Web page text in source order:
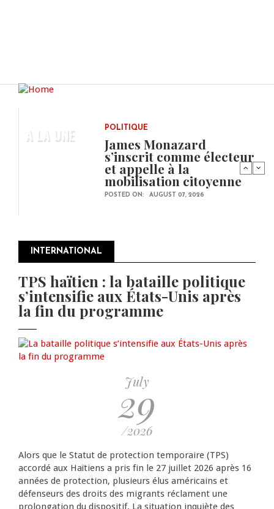
A LA UNE POLITIQUE
James Monazard
s’inscrit comme électeur
et appelle à la
mobilisation citoyenne
POSTED ON: AUGUST 07, 2026
INTERNATIONAL
TPS haïtien : la bataille politique
s’intensifie aux États-Unis après
la fin du programme
July
29
/2026
Alors que le Statut de protection temporaire (TPS)
accordé aux Haïtiens a pris fin le 27 juillet 2026 après 16
années de protection, plusieurs élus américains et
défenseurs des droits des migrants réclament une
Pagination